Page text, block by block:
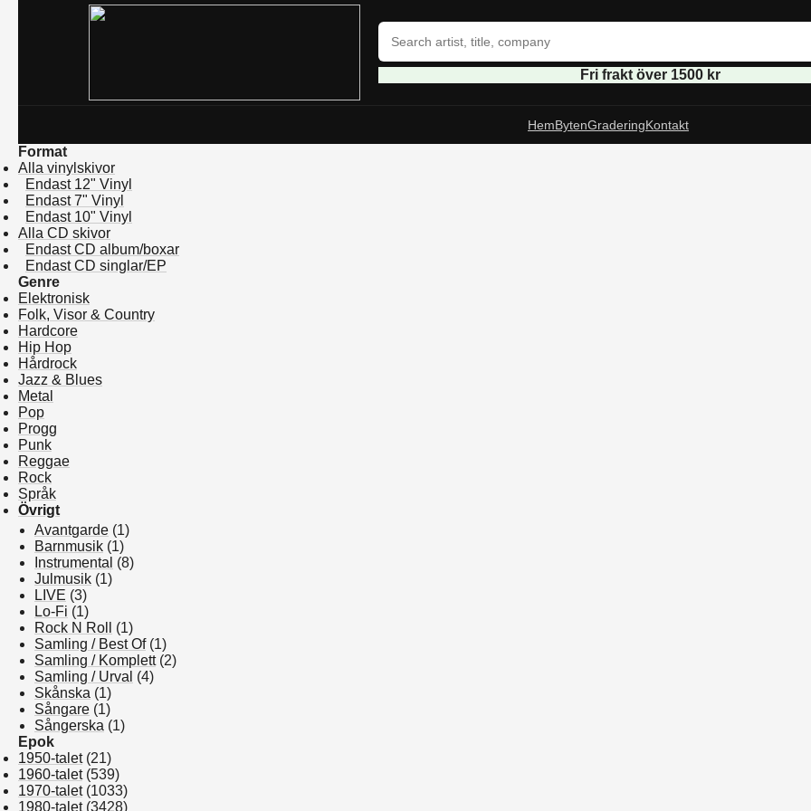
Fri frakt över 1500 kr
HemBytenGraderingKontakt
Format
Alla vinylskivor
Endast 12" Vinyl
Endast 7" Vinyl
Endast 10" Vinyl
Alla CD skivor
Endast CD album/boxar
Endast CD singlar/EP
Genre
Elektronisk
Folk, Visor & Country
Hardcore
Hip Hop
Hårdrock
Jazz & Blues
Metal
Pop
Progg
Punk
Reggae
Rock
Språk
Övrigt
Avantgarde (1)
Barnmusik (1)
Instrumental (8)
Julmusik (1)
LIVE (3)
Lo-Fi (1)
Rock N Roll
(1)
Samling / Best Of(1)
Samling / Komplett(2)
Samling / Urval (4)
Skånska (1)
Sångare (1)
Sångerska (1)
Epok
1950-talet(21)
1960-talet(539)
1970-talet(1033)
1980-talet(3428)